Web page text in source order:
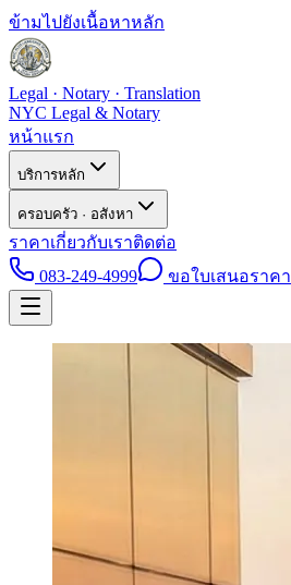
ข้ามไปยังเนื้อหาหลัก
Legal · Notary · Translation
NYC Legal & Notary
หน้าแรก
บริการหลัก
ครอบครัว · อสังหา
ราคาเกี่ยวกับเราติดต่อ
083-249-4999
ขอใบเสนอราคา